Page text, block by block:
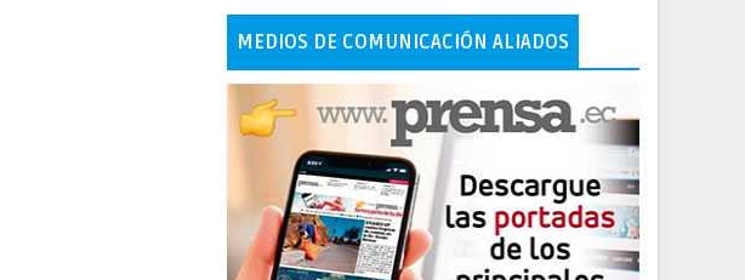
MEDIOS DE COMUNICACIÓN ALIADOS